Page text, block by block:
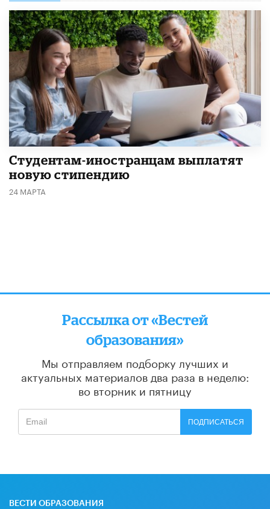
Студентам-иностранцам выплатят
новую стипендию
24 МАРТА
Рассылка от «Вестей
образования»
Мы отправляем подборку лучших и
актуальных материалов два раза в неделю:
во вторник и пятницу
ПОДПИСАТЬСЯ
ВЕСТИ ОБРАЗОВАНИЯ